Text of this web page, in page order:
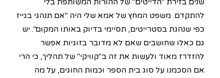
להתקדם. משפט המחץ של אמא שלי היה "אם תנהגי בגייז
כפי שנהגת בסטרייטים, תסיימי בדיוק באותו המקום". יש
גם כאלו שחושבים שאם לא מדובר בזוגיות אפשר
להזדרז מאוד ולעשות את זה ב"קוויקי" של תהליך, כי הרי
אם הסכמנו על סוג בית הספר וכמות החוגים, על מה